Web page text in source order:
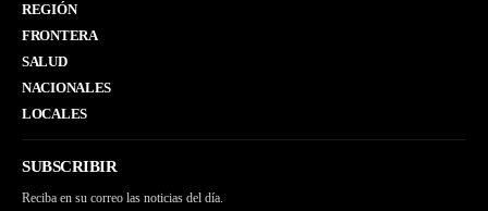
REGIÓN
FRONTERA
SALUD
NACIONALES
LOCALES
SUBSCRIBIR
Reciba en su correo las noticias del día.